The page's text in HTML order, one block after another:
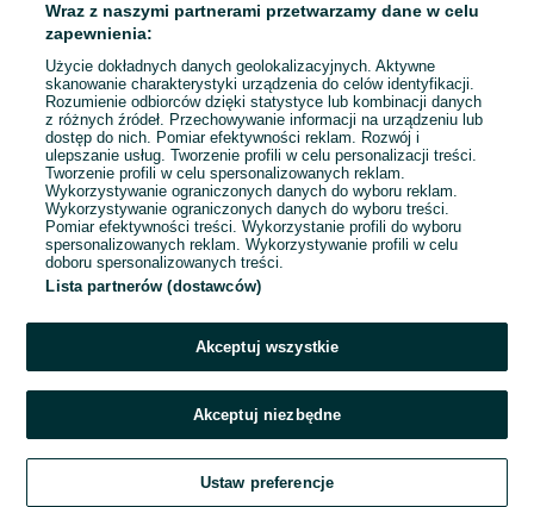
To ogłoszenie nie jest już dostępne
Przejdź na stronę główną
Wraz z naszymi partnerami przetwarzamy dane w celu
zapewnienia:
Użycie dokładnych danych geolokalizacyjnych. Aktywne
skanowanie charakterystyki urządzenia do celów identyfikacji.
Rozumienie odbiorców dzięki statystyce lub kombinacji danych
z różnych źródeł. Przechowywanie informacji na urządzeniu lub
dostęp do nich. Pomiar efektywności reklam. Rozwój i
ulepszanie usług. Tworzenie profili w celu personalizacji treści.
Tworzenie profili w celu spersonalizowanych reklam.
Wykorzystywanie ograniczonych danych do wyboru reklam.
Wykorzystywanie ograniczonych danych do wyboru treści.
Pomiar efektywności treści. Wykorzystanie profili do wyboru
spersonalizowanych reklam. Wykorzystywanie profili w celu
doboru spersonalizowanych treści.
Lista partnerów (dostawców)
Akceptuj wszystkie
Akceptuj niezbędne
Ustaw preferencje